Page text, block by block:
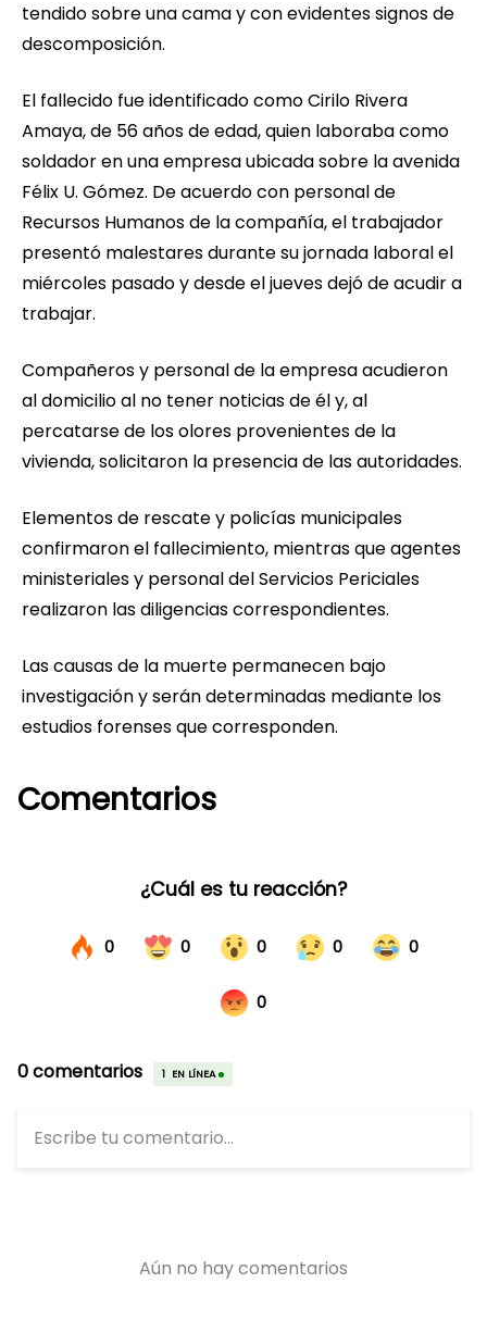
tendido sobre una cama y con evidentes signos de
descomposición.
El fallecido fue identificado como Cirilo Rivera
Amaya, de 56 años de edad, quien laboraba como
soldador en una empresa ubicada sobre la avenida
Félix U. Gómez. De acuerdo con personal de
Recursos Humanos de la compañía, el trabajador
presentó malestares durante su jornada laboral el
miércoles pasado y desde el jueves dejó de acudir a
trabajar.
Compañeros y personal de la empresa acudieron
al domicilio al no tener noticias de él y, al
percatarse de los olores provenientes de la
vivienda, solicitaron la presencia de las autoridades.
Elementos de rescate y policías municipales
confirmaron el fallecimiento, mientras que agentes
ministeriales y personal del Servicios Periciales
realizaron las diligencias correspondientes.
Las causas de la muerte permanecen bajo
investigación y serán determinadas mediante los
estudios forenses que corresponden.
Comentarios